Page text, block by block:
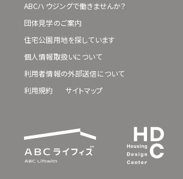
ABCハウジングで働きませんか？
団体見学のご案内
住宅公園用地を探しています
個人情報取扱いについて
利用者情報の外部送信について
利用規約
サイトマップ